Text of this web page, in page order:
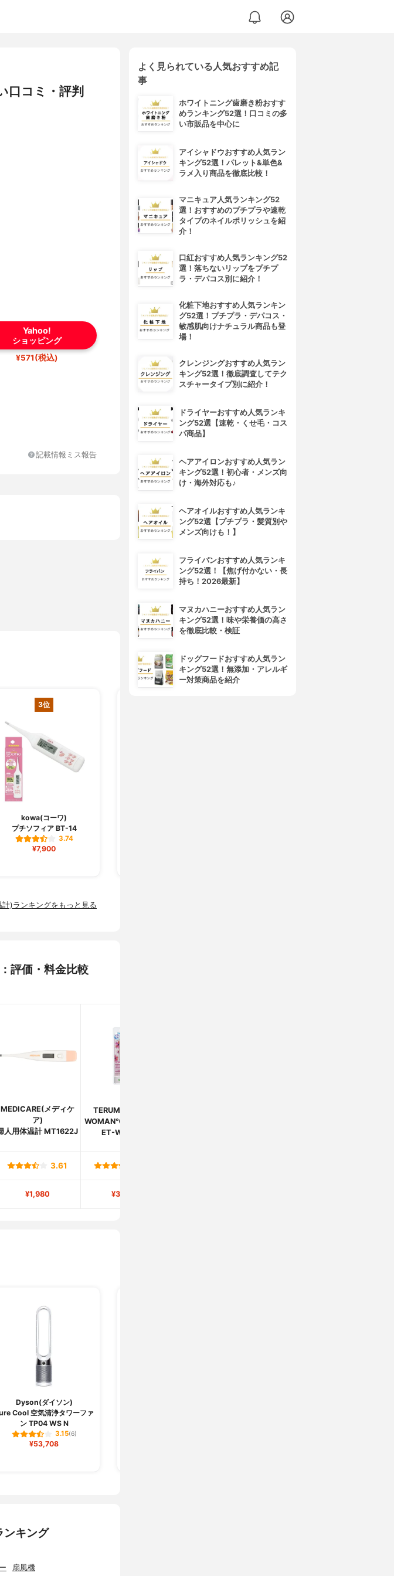
口コミ・評判
Yahoo!
ショッピング
¥571(税込)
記載情報ミス報告
3位
kowa(コーワ)
プチソフィア BT-14
3.74
¥7,900
)ランキングをもっと見る
評価・料金比較
MEDICARE(メディケ
ア)
人用体温計 MT1622J
TERUMO(テルモ)
WOMAN℃ 女性体温計
ET-W525ZZ
3.61
¥1,980 ¥3,587
Dyson(ダイソン)
Cool 空気清浄タワーファ
ン TP04 WS N
3.15(6)
¥53,708
ンキング
扇風機
よく見られている人気おすすめ記
事
ホワイトニング歯磨き粉おすす
めランキング52選！口コミの多
い市販品を中心に
アイシャドウおすすめ人気ラン
キング52選！パレット&単色&
ラメ入り商品を徹底比較！
マニキュア人気ランキング52
選！おすすめのプチプラや速乾
タイプのネイルポリッシュを紹
介！
口紅おすすめ人気ランキング52
選！落ちないリップをプチプ
ラ・デパコス別に紹介！
化粧下地おすすめ人気ランキン
グ52選！プチプラ・デパコス・
敏感肌向けナチュラル商品も登
場！
クレンジングおすすめ人気ラン
キング52選！徹底調査してテク
スチャータイプ別に紹介！
ドライヤーおすすめ人気ランキ
ング52選【速乾・くせ毛・コス
パ商品】
ヘアアイロンおすすめ人気ラン
キング52選！初心者・メンズ向
け・海外対応も♪
ヘアオイルおすすめ人気ランキ
ング52選【プチプラ・髪質別や
メンズ向けも！】
フライパンおすすめ人気ランキ
ング52選！【焦げ付かない・長
持ち！2026最新】
マヌカハニーおすすめ人気ラン
キング52選！味や栄養価の高さ
を徹底比較・検証
ドッグフードおすすめ人気ラン
キング52選！無添加・アレルギ
ー対策商品を紹介